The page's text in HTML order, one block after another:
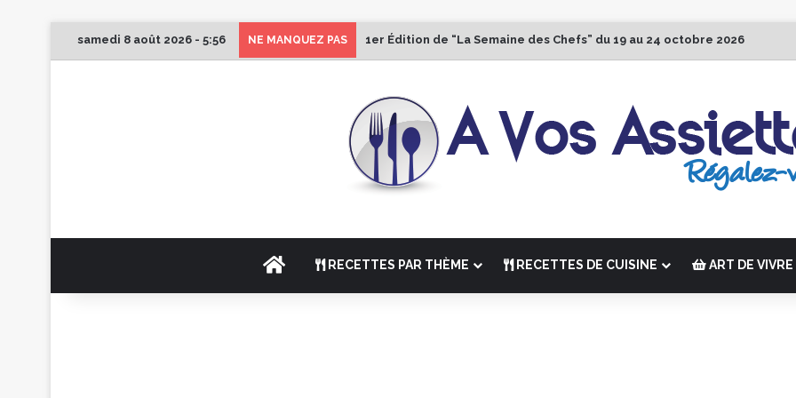
samedi 8 août 2026 - 5:56 NE MANQUEZ PAS 1er Édition de “La Semaine des Chefs” du 19 au 24 octobre 2026
ACCUEILRECETTES PAR THÈME RECETTES DE CUISINE ART DE VIVRE